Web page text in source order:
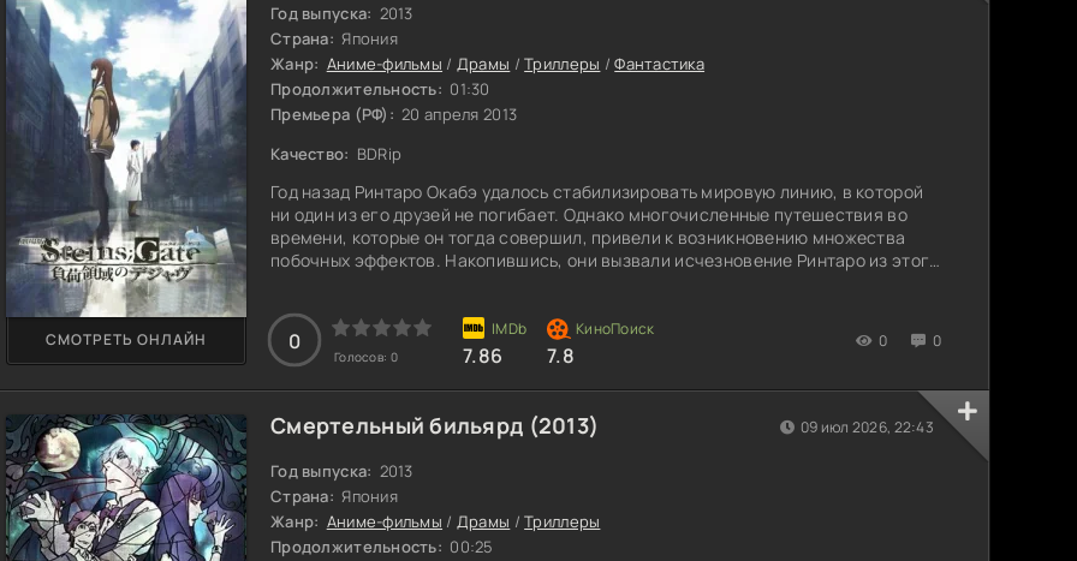
Год выпуска: 2013
Страна: Япония
Жанр: Аниме-фильмы / Драмы /Триллеры /Фантастика
Продолжительность: 01:30
Премьера (РФ): 20 апреля 2013
Качество: BDRip
Год назад Ринтаро Окабэ удалось стабилизировать мировую линию, в которой
ни один из его друзей не погибает. Однако многочисленные путешествия во
времени, которые он тогда совершил, привели к возникновению множества
побочных эффектов. Накопившись, они вызвали исчезновение Ринтаро из этого
СМОТРЕТЬ ОНЛАЙН 0
Голосов: 0 7.86 7.8
0 0
Смертельный бильярд (2013)
Год выпуска: 2013
Страна: Япония
Жанр: Аниме-фильмы / Драмы /Триллеры
Продолжительность: 00:25
09 июл 2026, 22:43